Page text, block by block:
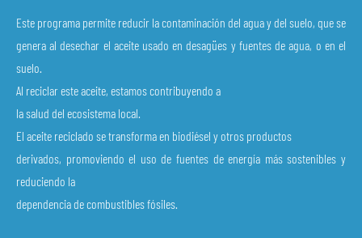
Este programa permite reducir la contaminación del agua y del suelo, que se
genera al desechar el aceite usado en desagües y fuentes de agua, o en el
suelo.
Al reciclar este aceite, estamos contribuyendo a
la salud del ecosistema local.
El aceite reciclado se transforma en biodiésel y otros productos
derivados, promoviendo el uso de fuentes de energía más sostenibles y
reduciendo la
dependencia de combustibles fósiles.